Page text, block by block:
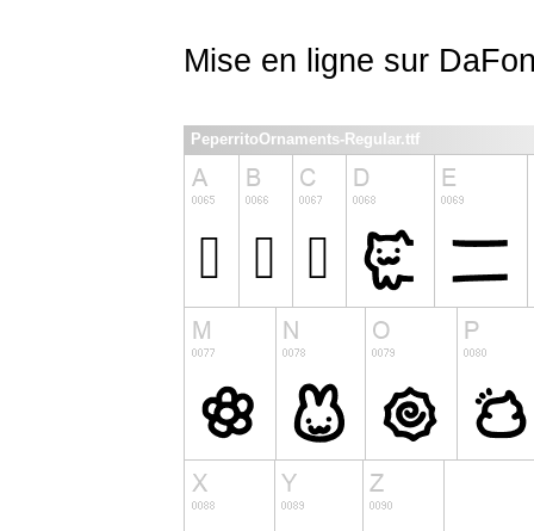
Mise en ligne sur
PeperritoOrnaments-Regular.ttf